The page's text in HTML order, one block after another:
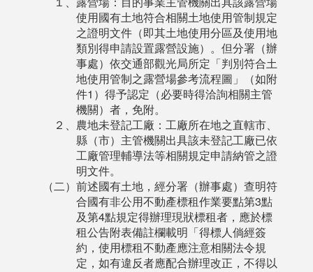
使用國有土地符合相關土地使用管制規定
之證明文件（即其土地使用分區及使用地
類別得申請設置露營設施）。但分署（辦
事處）依交通部觀光局所定「判別符合土
地使用管制之露營場參考流程圖」（如附
件1）得予認定（必要時得洽詢相關主管
機關）者，免附。
２、農地未登記工廠：工廠所在地之直轄市、
縣（市）主管機關出具該未登記工廠已依
工廠管理輔導法等相關規定申請納管之證
明文件。
（二）前述國有土地，經分署（辦事處）查明符
合國有非公用不動產標租作業要點第3點
及第4點規定得辦理現狀標租者，應於標
租公告附表備註欄載明「得標人倘經簽
約，使用標租不動產應注意相關法令規
定，如有違反者應配合辦理改正，不得以